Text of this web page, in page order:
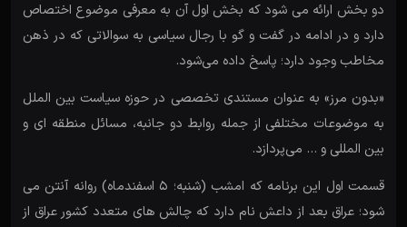
دو بخش ارائه می شود که بخش اول آن به معرفی موضوع اختصاص
دارد و در ادامه در گفت و گو با رجال سیاسی به سوالاتی که در ذهن
مخاطب وجود دارد؛ پاسخ داده می‌شود.
«بدون مرز» به عنوان مستندی تخصصی در حوزه سیاست بین الملل
به موضوعات مختلفی از جمله روابط دو جانبه، مسائل منطقه ای و
بین المللی و … می‌پردازد.
قسمت اول این برنامه که امشب (شنبه؛ 5 اسفندماه) روانه آنتن می
شود؛ عراق بعد از داعش نام دارد که چالش های متعدد کشور عراق از